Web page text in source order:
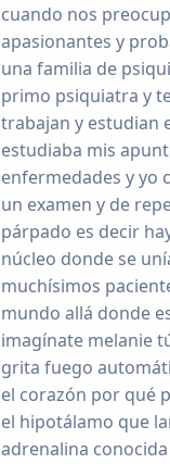
cuando nos
apasionantes y
una familia de
primo psiquiatra y
trabajan y estudian
estudiaba mis
enfermedades y yo
un examen y de
párpado es decir
núcleo donde se
muchísimos
mundo allá donde
imagínate melanie
grita fuego
el corazón por qué
el hipotálamo que
adrenalina